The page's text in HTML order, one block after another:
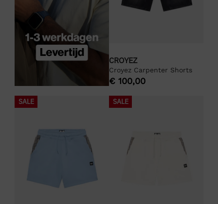
CROYEZ
Croyez Carpenter Shorts
€ 100,00
SALE SALE